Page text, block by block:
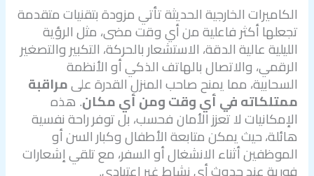
الكاميرات الخارجية الحديثة تأتي مزودة بتقنيات متقدمة
تجعلها أكثر فاعلية من أي وقت مضى، مثل الرؤية
الليلية عالية الدقة، الاستشعار بالحركة، التكبير والتصغير
الرقمي، والاتصال بالهاتف الذكي أو الأنظمة
السحابية، مما يمنح صاحب المنزل القدرة علىمراقبة
ممتلكاته في أي وقت ومن أي مكان. هذه
الإمكانيات لا تعزز الأمان فحسب، بل توفر راحة نفسية
هائلة، حيث يمكن متابعة الأطفال وكبار السن أو
الموظفين أثناء الانشغال أو السفر، مع تلقي إشعارات